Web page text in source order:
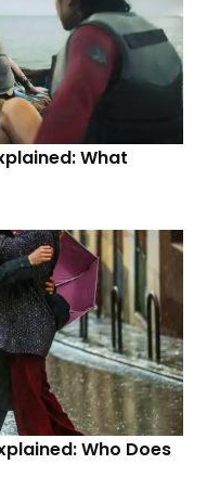
What
Who Does